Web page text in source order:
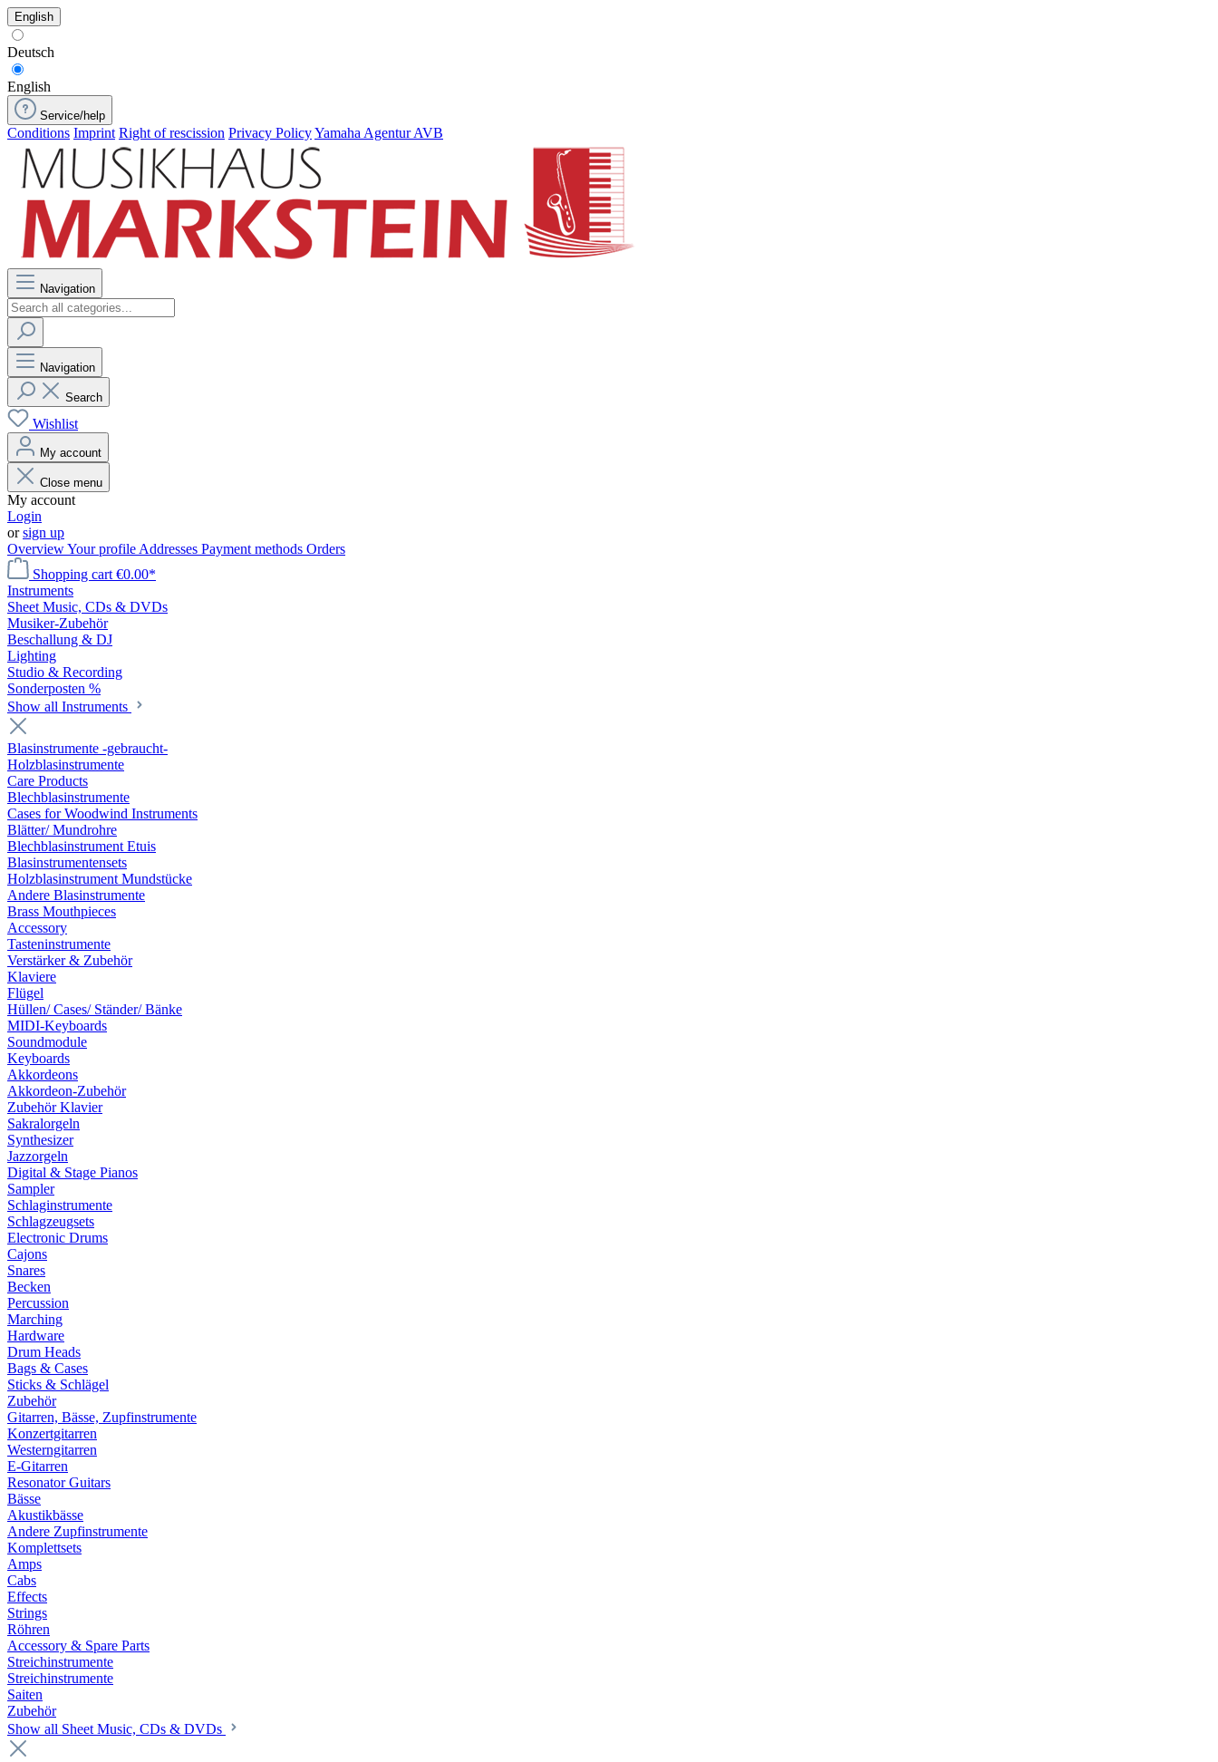
English
Deutsch
English
Service/help
Conditions Imprint Right of rescission Privacy PolicyYamaha Agentur AVB
Navigation
Navigation
Search
Wishlist
My account
Close menu
My account
Login
orsign up
OverviewYour profile Addresses Payment methods Orders
Shopping cart €0.00*
Instruments
Sheet Music, CDs & DVDs
Musiker-Zubehör
Beschallung & DJ
Lighting
Studio & Recording
Sonderposten %
Show all Instruments
Blasinstrumente -gebraucht-
Holzblasinstrumente
Care Products
Blechblasinstrumente
Cases for Woodwind Instruments
Blätter/ Mundrohre
Blechblasinstrument Etuis
Blasinstrumentensets
Holzblasinstrument Mundstücke
Andere Blasinstrumente
Brass Mouthpieces
Accessory
Tasteninstrumente
Verstärker & Zubehör
Klaviere
Flügel
Hüllen/ Cases/ Ständer/ Bänke
MIDI-Keyboards
Soundmodule
Keyboards
Akkordeons
Akkordeon-Zubehör
Zubehör Klavier
Sakralorgeln
Synthesizer
Jazzorgeln
Digital & Stage Pianos
Sampler
Schlaginstrumente
Schlagzeugsets
Electronic Drums
Cajons
Snares
Becken
Percussion
Marching
Hardware
Drum Heads
Bags & Cases
Sticks & Schlägel
Zubehör
Gitarren, Bässe, Zupfinstrumente
Konzertgitarren
Westerngitarren
E-Gitarren
Resonator Guitars
Bässe
Akustikbässe
Andere Zupfinstrumente
Komplettsets
Amps
Cabs
Effects
Strings
Röhren
Accessory & Spare Parts
Streichinstrumente
Streichinstrumente
Saiten
Zubehör
Show all Sheet Music, CDs & DVDs